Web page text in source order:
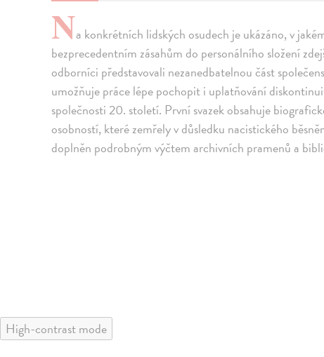
Na konkrétních lidských osudech je ukázáno, v
bezprecedentním zásahům do personálního složení
odborníci představovali nezanedbatelnou část
umožňuje práce lépe pochopit i uplatňování
společnosti 20. století. První svazek obsahuje
osobností, které zemřely v důsledku nacistického
doplněn podrobným výčtem archivních pramenů a
High-contrast mode